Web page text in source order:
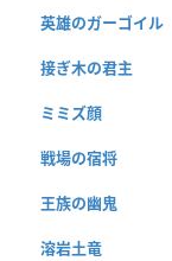
英雄のガーゴイル
接ぎ木の君主
ミミズ顔
戦場の宿将
王族の幽鬼
溶岩土竜